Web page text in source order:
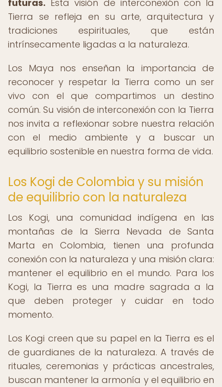
futuras. Esta visión de interconexión con la
Tierra se refleja en su arte, arquitectura y
tradiciones espirituales, que están
intrínsecamente ligadas a la naturaleza.
Los Maya nos enseñan la importancia de
reconocer y respetar la Tierra como un ser
vivo con el que compartimos un destino
común. Su visión de interconexión con la Tierra
nos invita a reflexionar sobre nuestra relación
con el medio ambiente y a buscar un
equilibrio sostenible en nuestra forma de vida.
Los Kogi de Colombia y su misión
de equilibrio con la naturaleza
Los Kogi, una comunidad indígena en las
montañas de la Sierra Nevada de Santa
Marta en Colombia, tienen una profunda
conexión con la naturaleza y una misión clara:
mantener el equilibrio en el mundo. Para los
Kogi, la Tierra es una madre sagrada a la
que deben proteger y cuidar en todo
momento.
Los Kogi creen que su papel en la Tierra es el
de guardianes de la naturaleza. A través de
rituales, ceremonias y prácticas ancestrales,
buscan mantener la armonía y el equilibrio en